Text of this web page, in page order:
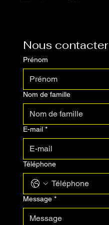
Nous contacter
Prénom
Nom de famille
E-mail *
Téléphone
Message *